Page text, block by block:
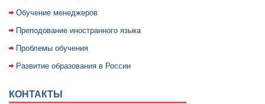
Обучение менеджеров
Преподование иностранного языка
Проблемы обучения
Развитие образования в России
КОНТАКТЫ